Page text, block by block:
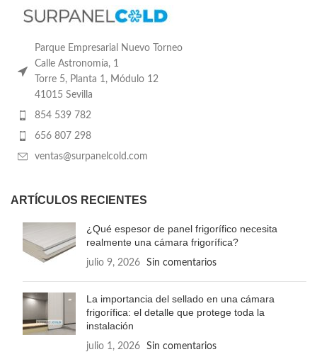
Parque Empresarial Nuevo Torneo
Calle Astronomía, 1
Torre 5, Planta 1, Módulo 12
41015 Sevilla
854 539 782
656 807 298
ventas@surpanelcold.com
ARTÍCULOS RECIENTES
¿Qué espesor de panel frigorífico necesita
realmente una cámara frigorífica?
julio 9, 2026 Sin comentarios
La importancia del sellado en una cámara
frigorífica: el detalle que protege toda la
instalación
julio 1, 2026 Sin comentarios